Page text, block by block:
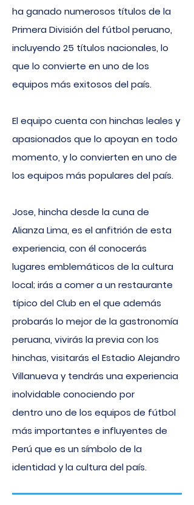
ha ganado numerosos títulos de la
Primera División del fútbol peruano,
incluyendo 25 títulos nacionales, lo
que lo convierte en uno de los
equipos más exitosos del país.
El equipo cuenta con hinchas leales y
apasionados que lo apoyan en todo
momento, y lo convierten en uno de
los equipos más populares del país.
Jose, hincha desde la cuna de
Alianza Lima, es el anfitrión de esta
experiencia, con él conocerás
lugares emblemáticos de la cultura
local; irás a comer a un restaurante
típico del Club en el que además
probarás lo mejor de la gastronomía
peruana, vivirás la previa con los
hinchas, visitarás el Estadio Alejandro
Villanueva y tendrás una experiencia
inolvidable conociendo por
dentro uno de los equipos de fútbol
más importantes e influyentes de
Perú que es un símbolo de la
identidad y la cultura del país.